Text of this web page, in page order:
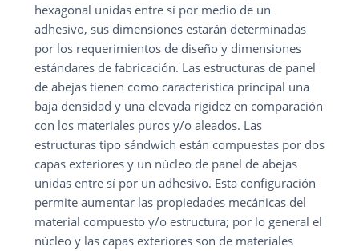
hexagonal unidas entre sí por medio de un
adhesivo, sus dimensiones estarán determinadas
por los requerimientos de diseño y dimensiones
estándares de fabricación. Las estructuras de panel
de abejas tienen como característica principal una
baja densidad y una elevada rigidez en comparación
con los materiales puros y/o aleados. Las
estructuras tipo sándwich están compuestas por dos
capas exteriores y un núcleo de panel de abejas
unidas entre sí por un adhesivo. Esta configuración
permite aumentar las propiedades mecánicas del
material compuesto y/o estructura; por lo general el
núcleo y las capas exteriores son de materiales